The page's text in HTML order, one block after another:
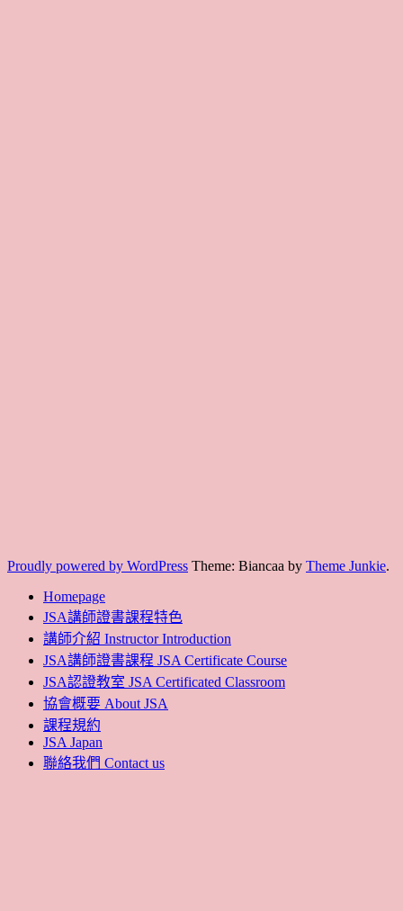
Proudly powered by WordPress Theme: Biancaa by Theme Junkie.
Homepage
JSA講師證書課程特色
講師介紹 Instructor Introduction
JSA講師證書課程 JSA Certificate Course
JSA認證教室 JSA Certificated Classroom
協會概要 About JSA
課程規約
JSA Japan
聯絡我們 Contact us